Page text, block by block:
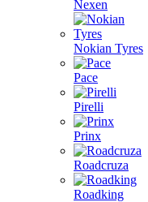
Nexen
Nokian Tyres
Pace
Pirelli
Prinx
Roadcruza
Roadking